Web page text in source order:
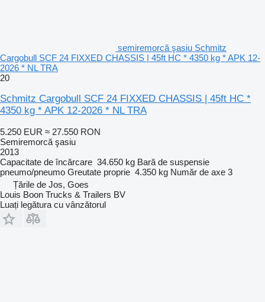
semiremorcă şasiu Schmitz
Cargobull SCF 24 FIXXED CHASSIS | 45ft HC * 4350 kg * APK 12-
2026 * NL TRA
20
Schmitz Cargobull SCF 24 FIXXED CHASSIS | 45ft HC *
4350 kg * APK 12-2026 * NL TRA
5.250 EUR ≈ 27.550 RON
Semiremorcă şasiu
2013
Capacitate de încărcare 34.650 kg Bară de suspensie
pneumo/pneumo Greutate proprie 4.350 kg Număr de axe 3
Țările de Jos, Goes
Louis Boon Trucks & Trailers BV
Luați legătura cu vânzătorul